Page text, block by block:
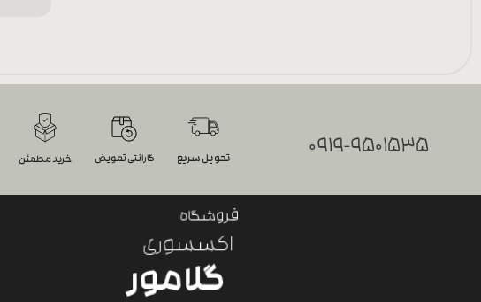
0919-9501535 تحویل سریع گارانتی تعویض خرید مطمئن